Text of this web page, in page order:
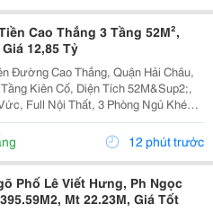
Cao Thắng 3 Tầng 52M²,
12,85 Tỷ
Đường Cao Thắng, Quận Hải Châu,
Kiên Cố, Diện Tích 52M&Sup2;,
Full Nội Thất, 3 Phòng Ngủ Khép
Đầy Đủ. Mặt Tiền Đường Rộng
Đông Dân Cư, Hoạt Động Kinh Doanh
12 phút trước
Phố Lê Viết Hưng, Ph Ngọc
Mt 22.23M, Giá Tốt